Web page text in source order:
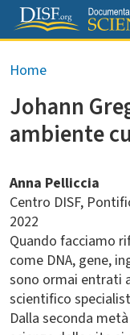
Salta al contenuto
Briciole di pane
Home
Johann
ambiente
Anna Pelliccia
Centro DISF,
2022
Quando facciamo
come DNA, gene,
sono ormai entrati
scientifico
Dalla seconda